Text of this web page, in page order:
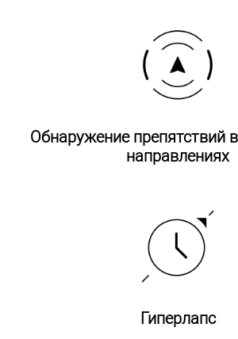
Обнаружение препятствий
направлениях
Гиперлапс